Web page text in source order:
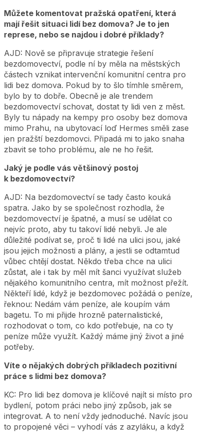
Můžete komentovat pražská opatření, která
mají řešit situaci lidí bez domova? Je to jen
represe, nebo se najdou i dobré příklady?
AJD: Nově se připravuje strategie řešení
bezdomovectví, podle ní by měla na městských
částech vznikat intervenční komunitní centra pro
lidi bez domova. Pokud by to šlo tímhle směrem,
bylo by to dobře. Obecně je ale trendem
bezdomovectví schovat, dostat ty lidi ven z měst.
Byly tu nápady na kempy pro osoby bez domova
mimo Prahu, na ubytovací loď Hermes směli zase
jen pražští bezdomovci. Připadá mi to jako snaha
zbavit se toho problému, ale ne ho řešit.
Jaký je podle vás většinový postoj
k bezdomovectví?
AJD: Na bezdomovectví se tady často kouká
spatra. Jako by se společnost rozhodla, že
bezdomovectví je špatné, a musí se udělat co
nejvíc proto, aby tu takoví lidé nebyli. Je ale
důležité podívat se, proč ti lidé na ulici jsou, jaké
jsou jejich možnosti a plány, a jestli se odtamtud
vůbec chtějí dostat. Někdo třeba chce na ulici
zůstat, ale i tak by měl mít šanci využívat služeb
nějakého komunitního centra, mít možnost přežít.
Někteří lidé, když je bezdomovec požádá o peníze,
řeknou: Nedám vám peníze, ale koupím vám
bagetu. To mi přijde hrozně paternalistické,
rozhodovat o tom, co kdo potřebuje, na co ty
peníze může využít. Každý máme jiný život a jiné
potřeby.
Víte o nějakých dobrých příkladech pozitivní
práce s lidmi bez domova?
KC: Pro lidi bez domova je klíčové najít si místo pro
bydlení, potom práci nebo jiný způsob, jak se
integrovat. A to není vždy jednoduché. Navíc jsou
to propojené věci – vyhodí vás z azyláku, a když